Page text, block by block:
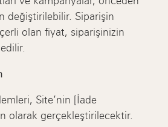
değiştirilebilir. Siparişin
olan fiyat, siparişinizin
Site’nin [İade
olarak gerçekleştirilecektir.